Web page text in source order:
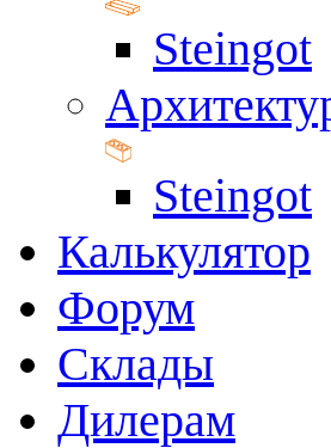
Steingot
Steingot
Калькулятор
Форум
Склады
Дилерам